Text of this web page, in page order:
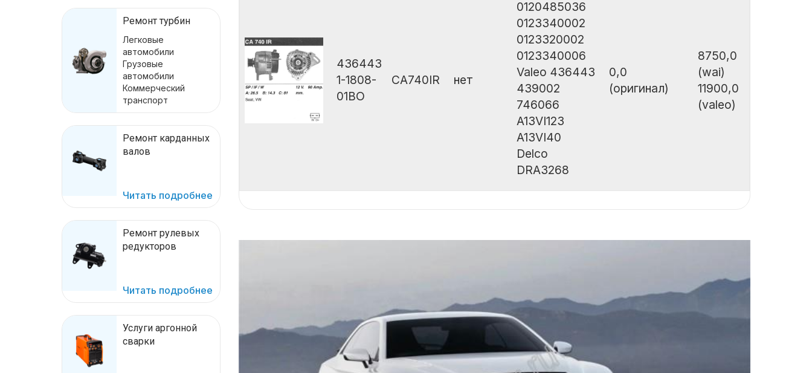
Ремонт турбин
Легковые
автомобили
Грузовые
автомобили
Коммерческий
транспорт
Ремонт карданных
валов
Читать подробнее
Ремонт рулевых
редукторов
Читать подробнее
Услуги аргонной
сварки
436443
1-1808-
01BO
CA740IR нет
0120485036
0123340002
0123320002
0123340006
Valeo 436443
439002
746066
A13VI123
A13VI40
Delco
DRA3268
0,0
(оригинал)
8750,0
(wai)
11900,0
(valeo)